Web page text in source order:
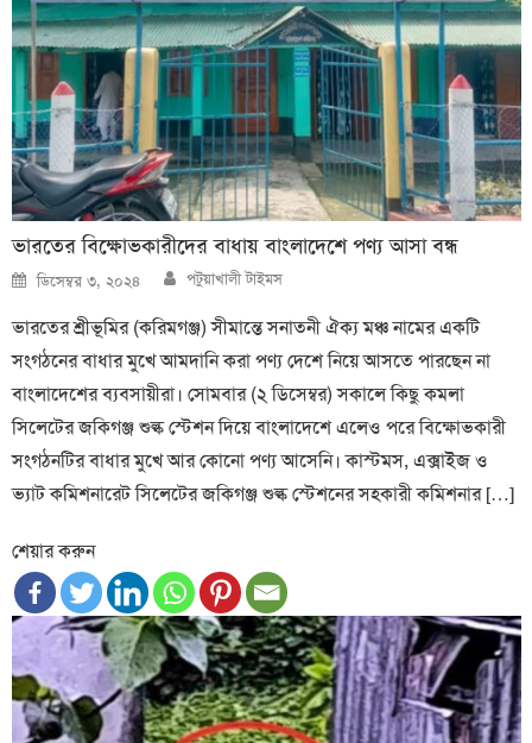
ভারতের বিক্ষোভকারীদের বাধায় বাংলাদেশে পণ্য আসা বন্ধ
Posted
on
ডিসেম্বর ৩, ২০২৪ Author
পটুয়াখালী টাইমস
ভারতের শ্রীভূমির (করিমগঞ্জ) সীমান্তে সনাতনী ঐক্য মঞ্চ নামের একটি
সংগঠনের বাধার মুখে আমদানি করা পণ্য দেশে নিয়ে আসতে পারছেন না
বাংলাদেশের ব্যবসায়ীরা। সোমবার (২ ডিসেম্বর) সকালে কিছু কমলা
সিলেটের জকিগঞ্জ শুল্ক স্টেশন দিয়ে বাংলাদেশে এলেও পরে বিক্ষোভকারী
সংগঠনটির বাধার মুখে আর কোনো পণ্য আসেনি। কাস্টমস, এক্সাইজ ও
ভ্যাট কমিশনারেট সিলেটের জকিগঞ্জ শুল্ক স্টেশনের সহকারী কমিশনার […]
শেয়ার করুন